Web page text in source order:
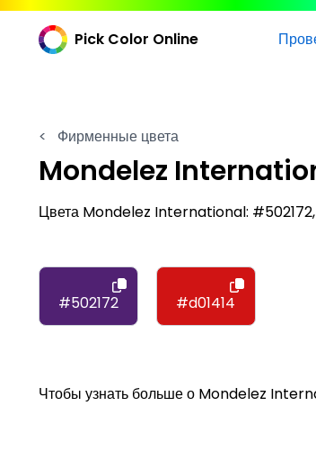
Pick Color Online
< Фирменные цвета
Mondelez
Цвета Mondelez International:
#502172 #d01414
Чтобы узнать больше о Mondelez